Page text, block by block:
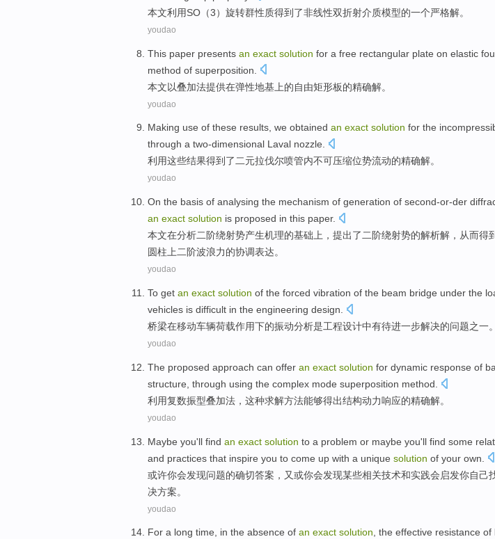
本文利用SO （3） 旋转群性质得到了非线性双折射介质模型的一个严格解。
youdao
This paper presents an exact solution for a free rectangular plate on elastic
method of superposition
本文以叠加法提供在弹性地基上的自由矩形板的精确解。
youdao
Making use of these results, we obtained an exact solution for the
through a two-dimensional Laval nozzle.
利用这些结果得到 了二元拉伐尔喷管内不可压缩位势流动的精确解。
youdao
On the basis of analysing the mechanism of generation of second-or-der
an exact solution is proposed in this paper.
本文在分析二阶绕射势产生机理的基础 上， 提出了二阶绕射势的解析解 ，从而得
圆柱上二阶波浪力的协调表达。
youdao
To get an exact solution of the forced vibration of the beam bridge under the
vehicles is difficult in the engineering design
桥梁在移动车辆荷载作用下的振动分析是工程设计中有待进一步解决的问题之一。
youdao
The proposed approach can offer an exact solution for dynamic response of
structure , through using the complex mode superposition method
利用复数振型叠加法 ，这种求解方法能够得出结构动力响应的精确解。
youdao
Maybe you'll find an exact solution to a problem or maybe you'll find some
and practices that inspire you to come up with a unique solution of your own
或许你会发现问题的确切答案 ，又或你会发现某些相关技术和实践会启发你自己
决方案。
youdao
For a long time, in the absence of an exact solution, the effective resistance of